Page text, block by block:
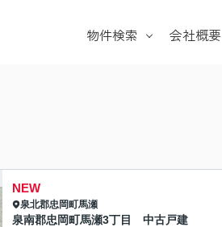
物件検索 会社概要
NEW
泉北郡忠岡町馬瀬
泉南郡忠岡町馬瀬3丁目 中古戸建